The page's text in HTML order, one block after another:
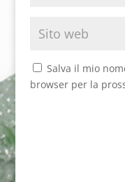
Salva il mio
browser per la